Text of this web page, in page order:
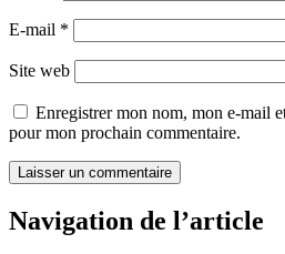
E-mail *
Site web
Enregistrer mon nom, mon e-mail
pour mon prochain commentaire.
Navigation de l’article